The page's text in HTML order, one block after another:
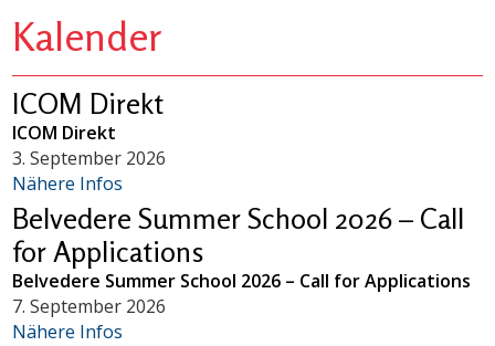
Kalender
ICOM Direkt
ICOM Direkt
3. September 2026
Nähere Infos
Belvedere Summer School 2026 – Call
for Applications
Belvedere Summer School 2026 – Call for Applications
7. September 2026
Nähere Infos